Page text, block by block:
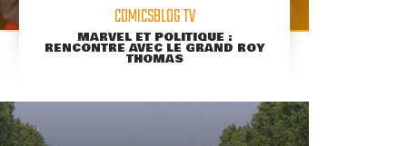
COMICSBLOG TV
MARVEL ET POLITIQUE :
RENCONTRE AVEC LE GRAND ROY
THOMAS